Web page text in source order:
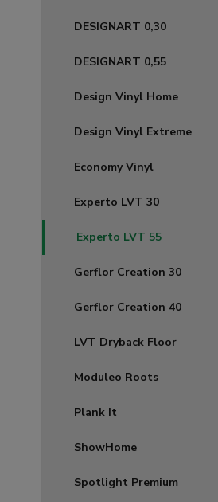
DESIGNART 0,30
DESIGNART 0,55
Design Vinyl Home
Design Vinyl Extreme
Economy Vinyl
Experto LVT 30
Experto LVT 55
Gerflor Creation 30
Gerflor Creation 40
LVT Dryback Floor
Moduleo Roots
Plank It
ShowHome
Spotlight Premium